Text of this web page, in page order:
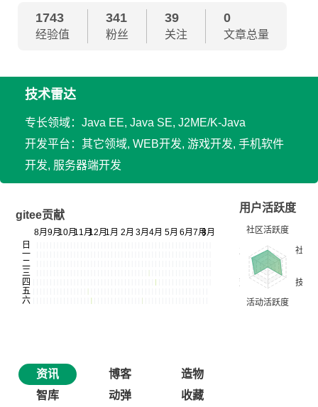
1743
经验值
341
粉丝
39
关注
0
文章总量
技术雷达
专长领域：Java EE, Java SE, J2ME/K-Java
开发平台：其它领域, WEB开发, 游戏开发, 手机软件
开发, 服务器端开发
gitee贡献
用户活跃度
资讯 博客
造物
智库
动弹
收藏